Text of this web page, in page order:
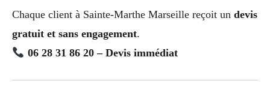
Chaque client à Sainte-Marthe Marseille reçoit un devis
gratuit et sans engagement.
06 28 31 86 20 – Devis immédiat